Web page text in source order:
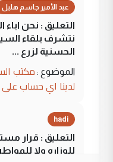
عبد الأمير جاسم هليل
التعليق : نحن اباء
نتشرف بلقاء
الحسنية لزرع ...
الموضوع : مكتب
لدينا اي حساب
hadi
التعليق : قرار
للوزاره ولا